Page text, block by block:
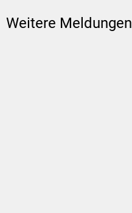
Weitere Meldungen